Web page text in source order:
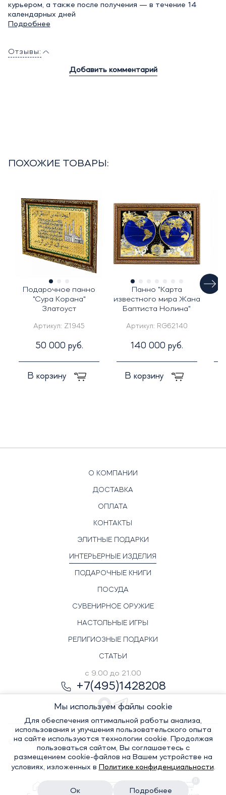
курьером, а также после получения — в течение 14
календарных дней
Подробнее
Отзывы:
Добавить комментарий
ПОХОЖИЕ ТОВАРЫ:
Подарочное панно
"Сура Корана"
Златоуст
Артикул: Z1945
50 000 руб.
В корзину
Панно "Карта
известного мира Жана
Баптиста Нолина"
Артикул: RG62140
140 000 руб.
В корзину
О КОМПАНИИ
ДОСТАВКА
ОПЛАТА
КОНТАКТЫ
ЭЛИТНЫЕ ПОДАРКИ
ИНТЕРЬЕРНЫЕ ИЗДЕЛИЯ
ПОДАРОЧНЫЕ КНИГИ
ПОСУДА
СУВЕНИРНОЕ ОРУЖИЕ
НАСТОЛЬНЫЕ ИГРЫ
РЕЛИГИОЗНЫЕ ПОДАРКИ
СТАТЬИ
с 9.00 до 21.00
+7(495)1428208
© Элитный сувенир, 2022-2026. Все права защищены
Политика
конфиденциальности
Мы используем файлы cookie
Для обеспечения оптимальной работы анализа,
использования и улучшения пользовательского опыта
на сайте используются технологии cookie. Продолжая
пользоваться сайтом, Вы соглашаетесь с
размещением cookie-файлов на Вашем устройстве на
условиях, изложенных в Политике конфиденциальности.
Ок Подробнее